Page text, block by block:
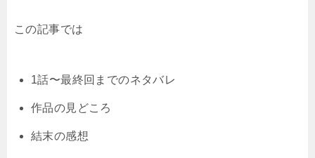
この記事では
1話〜最終回までのネタバレ
作品の見どころ
結末の感想